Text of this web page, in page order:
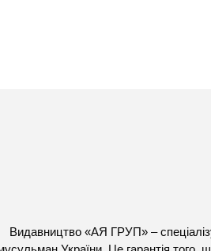
Видавництво «АЯ ГРУП» –